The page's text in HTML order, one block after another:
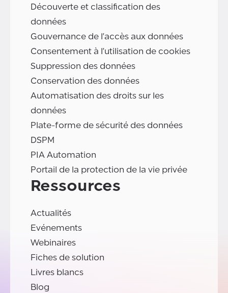
Découverte et classification des
données
Gouvernance de l'accès aux données
Consentement à l'utilisation de cookies
Suppression des données
Conservation des données
Automatisation des droits sur les
données
Plate-forme de sécurité des données
DSPM
PIA Automation
Portail de la protection de la vie privée
Ressources
Actualités
Evénements
Webinaires
Fiches de solution
Livres blancs
Blog